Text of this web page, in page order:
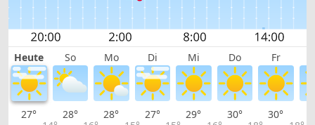
Heute So Mo Di Mi Do Fr
27°
28°
28°
27°
29°
30°
30°